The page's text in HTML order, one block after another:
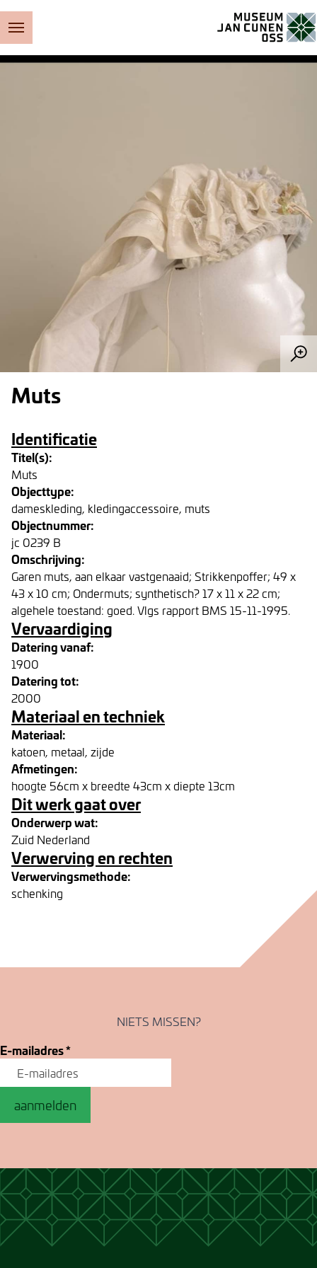
Muts
Identificatie
Titel(s):
Muts
Objecttype:
dameskleding, kledingaccessoire, muts
Objectnummer:
jc 0239 B
Omschrijving:
Garen muts, aan elkaar vastgenaaid; Strikkenpoffer; 49 x
43 x 10 cm; Ondermuts; synthetisch? 17 x 11 x 22 cm;
algehele toestand: goed. Vlgs rapport BMS 15-11-1995.
Vervaardiging
Datering vanaf:
1900
Datering tot:
2000
Materiaal en techniek
Materiaal:
katoen, metaal, zijde
Afmetingen:
hoogte 56cm x breedte 43cm x diepte 13cm
Dit werk gaat over
Onderwerp wat:
Zuid Nederland
Verwerving en rechten
Verwervingsmethode:
schenking
NIETS MISSEN?
E-mailadres*
aanmelden